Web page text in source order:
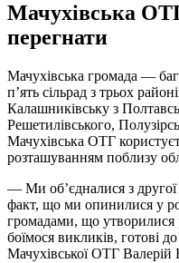
Мачухівська
перегнати
Мачухівська громада —
п’ять сільрад з трьох
Калашниківську з
Решетилівського,
Мачухівська ОТГ
розташуванням поблизу
— Ми об’єдналися з
факт, що ми опинилися у
громадами, що
боїмося викликів, готові
Мачухівської ОТГ Валерій